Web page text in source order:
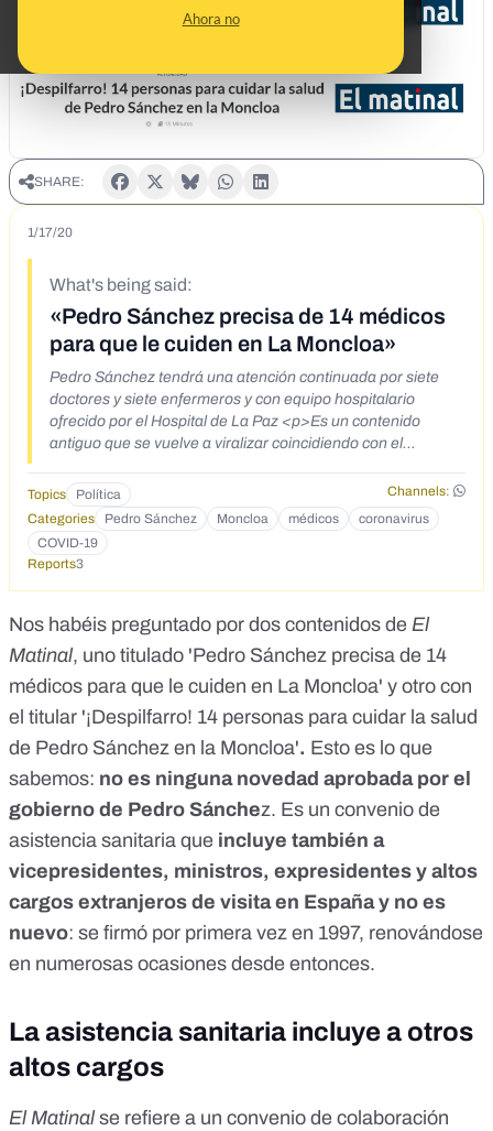
Ahora no
SHARE:
1/17/20
What's being said:
«Pedro Sánchez precisa de 14 médicos
para que le cuiden en La Moncloa»
Pedro Sánchez tendrá una atención continuada por siete
doctores y siete enfermeros y con equipo hospitalario
ofrecido por el Hospital de La Paz <p>Es un contenido
antiguo que se vuelve a viralizar coincidiendo con el
Topics Política
Channels:
Categories
Pedro Sánchez Moncloa médicos
coronavirus
COVID-19
Reports3
Nos habéis preguntado por dos contenidos de El
Matinal, uno titulado 'Pedro Sánchez precisa de 14
médicos para que le cuiden en La Moncloa' y otro con
el titular '¡Despilfarro! 14 personas para cuidar la salud
de Pedro Sánchez en la Moncloa'. Esto es lo que
sabemos: no es ninguna novedad aprobada por el
gobierno de Pedro Sánchez. Es un convenio de
asistencia sanitaria que incluye también a
vicepresidentes, ministros, expresidentes y altos
cargos extranjeros de visita en España y no es
nuevo: se firmó por primera vez en 1997, renovándose
en numerosas ocasiones desde entonces.
La asistencia sanitaria incluye a otros
altos cargos
El Matinalse refiere a un convenio de colaboración